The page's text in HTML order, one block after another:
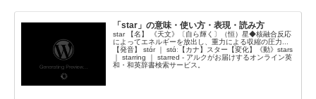
「star」の意味・使い方・表現・読み方
star 【名】 《天文》〔自ら輝く〕（恒）星◆核融合反応
によってエネルギーを放出し、重力による収縮の圧力...
【発音】 stɑ́r ｜ stɑ́ː【カナ】スター【変化】《動》stars
｜ starring ｜ starred - アルクがお届けするオンライン英
和・和英辞書検索サービス。